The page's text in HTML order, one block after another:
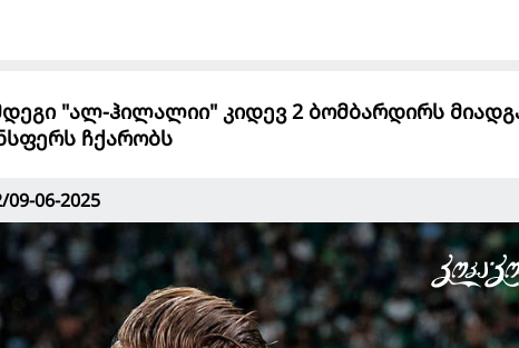
"ალ-ჰილალიი" კიდევ 2 ბომბარდირს
ჩქარობს
09-06-2025